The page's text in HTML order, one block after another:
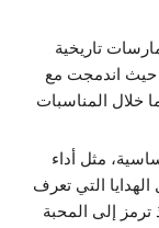
تاريخية
حيث اندمجت مع
خلال المناسبات
مثل أداء
التي تعرف
ترمز إلى المحبة